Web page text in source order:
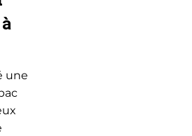
une